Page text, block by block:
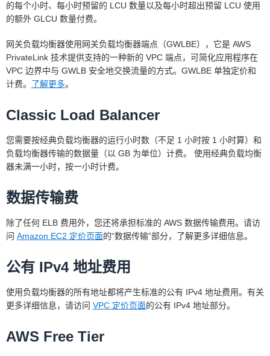
的每个小时、每小时预留的 LCU 数量以及每小时超出预留 LCU 使用
的额外 GLCU 数量付费。
网关负载均衡器使用网关负载均衡器端点（GWLBE），它是 AWS
PrivateLink 技术提供支持的一种新的 VPC 端点，可简化应用程序在
VPC 边界中与 GWLB 安全地交换流量的方式。GWLBE 单独定价和
计费。 了解更多。
Classic Load Balancer
您需要按经典负载均衡器的运行小时数（不足 1 小时按 1 小时算）和
负载均衡器传输的数据量（以 GB 为单位）计费。 使用经典负载均衡
器未满一小时，按一小时计费。
数据传输费
除了任何 ELB 费用外，您还将承担标准的 AWS 数据传输费用。请访
问 Amazon EC2 定价页面的“数据传输”部分，了解更多详细信息。
公有 IPv4 地址费用
使用负载均衡器的所有地址都将产生标准的公有 IPv4 地址费用。有关
更多详细信息，请访问 VPC 定价页面的公有 IPv4 地址部分。
AWS Free Tier